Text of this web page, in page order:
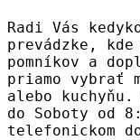
Radi Vás
prevádzke, kde
pomníkov a
priamo vybrať
alebo
do Soboty od
telefonickom